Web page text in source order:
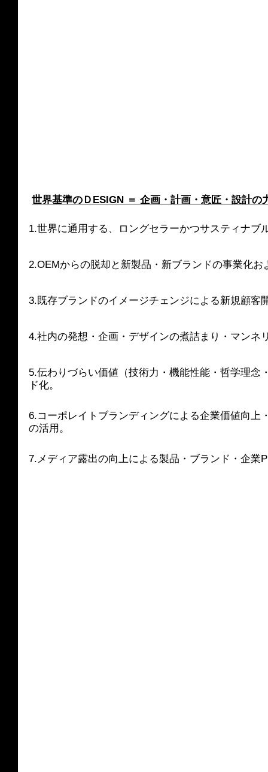
世界基準のＤESIGN ＝ 企画・計画・意匠・設計の
1.世界に通用する、ロングセラーかつサスティナブ
2.OEMからの脱却と新製品・新ブランドの事業化
3.既存ブランドのイメージチェンジによる新規顧客
4.社内の発想・企画・デザインの煮詰まり・マンネ
5.伝わりづらい価値（技術力・機能性能・哲学理念
ド化。
6.コーポレイトブランディングによる企業価値向上
の活用。
7.メディア露出の向上による製品・ブランド・企業